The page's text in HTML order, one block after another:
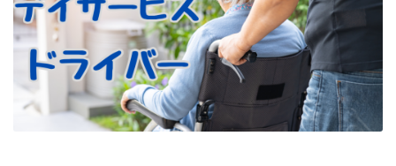
訪問リハビリ 求人情報 お問い合わせ